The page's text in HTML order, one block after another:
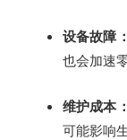
设备故障：
也会加速
维护成本：
可能影响